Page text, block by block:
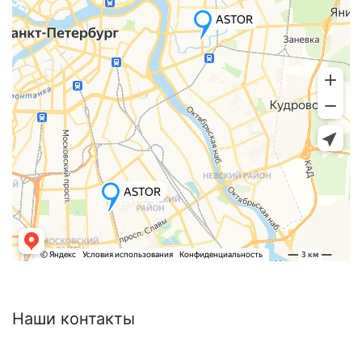
Наши контакты